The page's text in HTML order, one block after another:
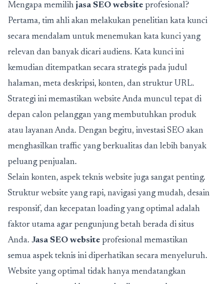
Mengapa memilih jasa SEO website profesional?
Pertama, tim ahli akan melakukan penelitian kata kunci
secara mendalam untuk menemukan kata kunci yang
relevan dan banyak dicari audiens. Kata kunci ini
kemudian ditempatkan secara strategis pada judul
halaman, meta deskripsi, konten, dan struktur URL.
Strategi ini memastikan website Anda muncul tepat di
depan calon pelanggan yang membutuhkan produk
atau layanan Anda. Dengan begitu, investasi SEO akan
menghasilkan traffic yang berkualitas dan lebih banyak
peluang penjualan.
Selain konten, aspek teknis website juga sangat penting.
Struktur website yang rapi, navigasi yang mudah, desain
responsif, dan kecepatan loading yang optimal adalah
faktor utama agar pengunjung betah berada di situs
Anda. Jasa SEO website profesional memastikan
semua aspek teknis ini diperhatikan secara menyeluruh.
Website yang optimal tidak hanya mendatangkan